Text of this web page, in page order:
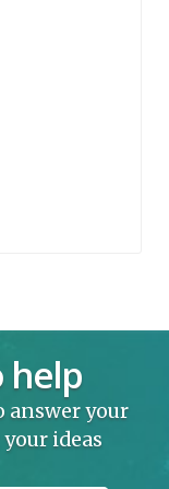
help
answer your
ideas